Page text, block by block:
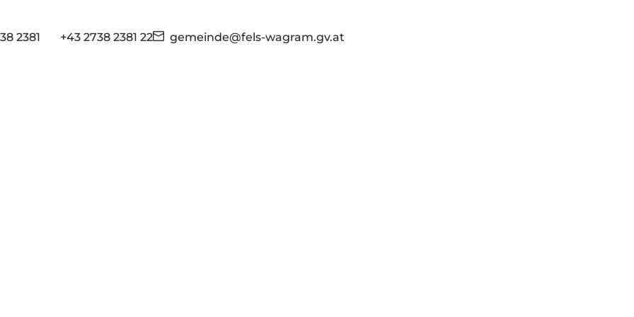
2381 +43 2738 2381 22 gemeinde@fels-wagram.gv.at